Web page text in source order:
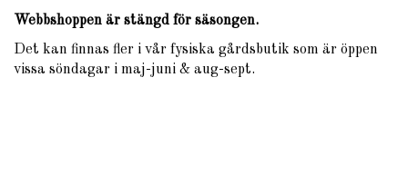
Webbshoppen är stängd för säsongen.
Det kan finnas fler i vår fysiska gårdsbutik som är öppen
vissa söndagar i maj-juni & aug-sept.